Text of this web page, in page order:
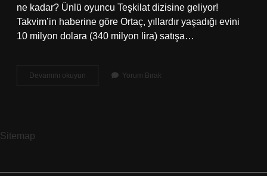
ne kadar? Ünlü oyuncu Teşkilat dizisine geliyor!
Takvim’in haberine göre Ortaç, yıllardır yaşadığı evini
10 milyon dolara (340 milyon lira) satışa…
Devamını okuyun
Ortaç
Yorum Bırak
Sitemap